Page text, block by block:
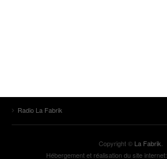
Radio La Fabrik
Copyright © La Fabrik
Hébergement et réalisation du site internet: